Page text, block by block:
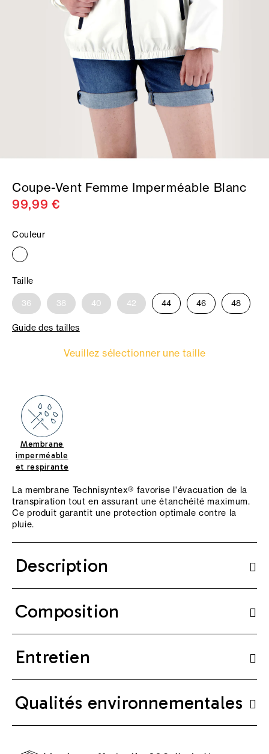
Coupe-Vent Femme Imperméable Blanc
99,99 €
Couleur
Taille
36 38 40 42 44 46 48
Guide des tailles
Veuillez sélectionner une taille
Membrane
imperméable
et respirante
La membrane Technisyntex® favorise l'évacuation de la
transpiration tout en assurant une étanchéité maximum.
Ce produit garantit une protection optimale contre la
pluie.
Description
Composition
Entretien
Qualités environnementales